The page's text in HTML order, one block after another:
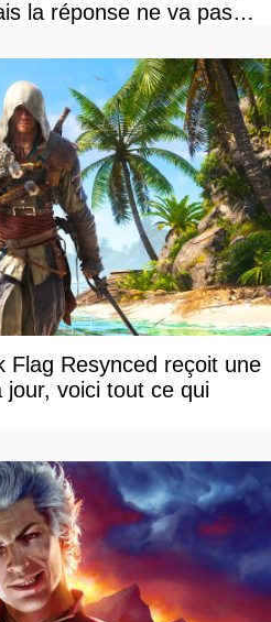
la réponse ne va pas
Flag Resynced reçoit une
jour, voici tout ce qui